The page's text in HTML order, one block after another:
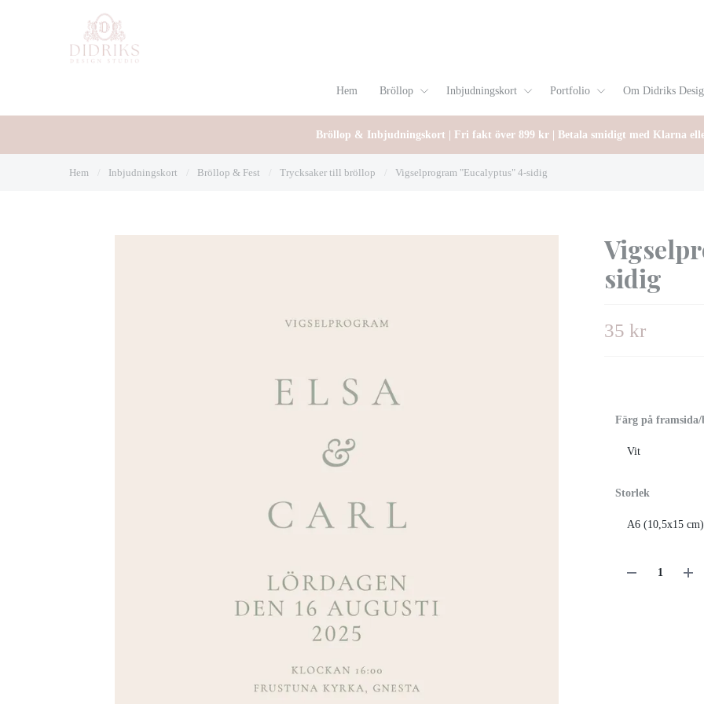
Hem Bröllop Inbjudningskort Portfolio Om Didriks
Bröllop & Inbjudningskort | Fri fakt över 899 kr | Betala smidigt med Klarna
Hem Inbjudningskort Bröllop & Fest Trycksaker till bröllop Vigselprogram "Eucalyptus" 4-sidig
sidig
35 kr
Färg på framsida/
Storlek